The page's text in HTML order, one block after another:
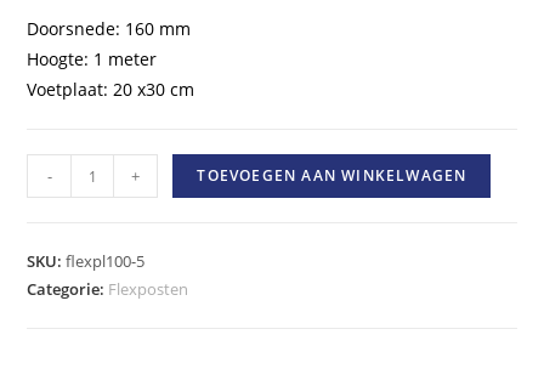
Doorsnede: 160 mm
Hoogte: 1 meter
Voetplaat: 20 x30 cm
Flexpaal
160
rood
/
- + TOEVOEGEN AAN WINKELWAGEN
SKU:flexpl100-5
Categorie: Flexposten